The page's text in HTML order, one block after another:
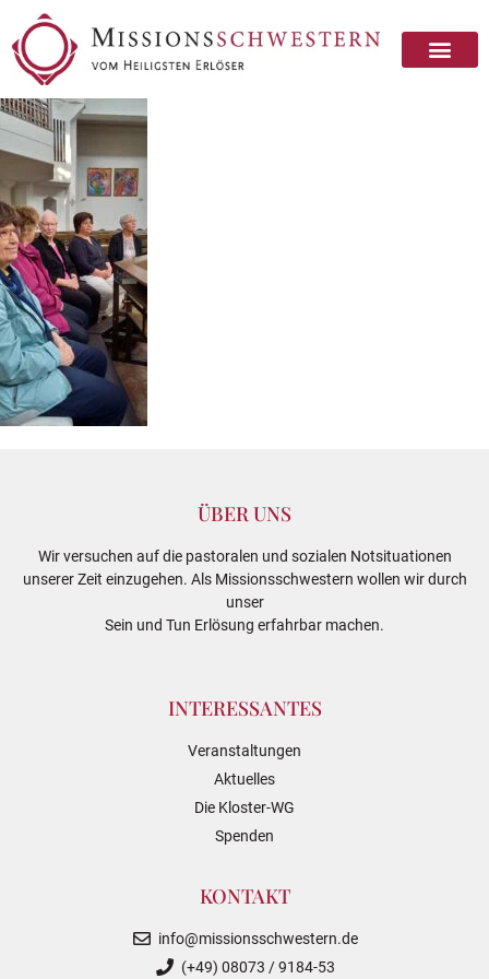
ÜBER UNS
Wir versuchen auf die pastoralen und sozialen Notsituationen
unserer Zeit einzugehen. Als Missionsschwestern wollen wir durch
unser
Sein und Tun Erlösung erfahrbar machen.
INTERESSANTES
Veranstaltungen
Aktuelles
Die Kloster-WG
Spenden
KONTAKT
info@missionsschwestern.de
(+49) 08073 / 9184-53